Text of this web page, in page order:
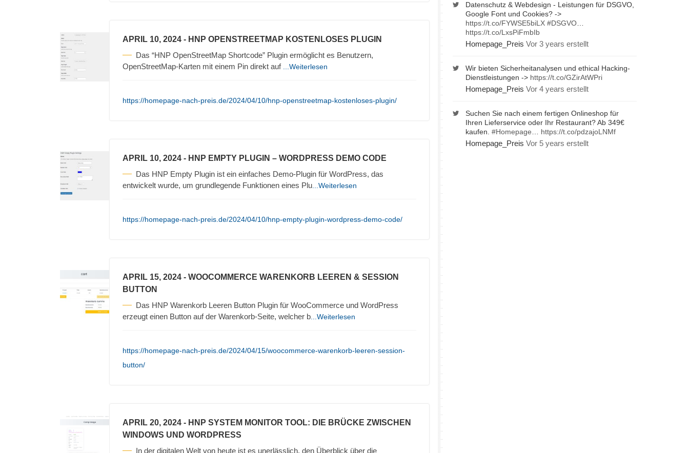
APRIL 10, 2024 - HNP OPENSTREETMAP KOSTENLOSES PLUGIN
Das “HNP OpenStreetMap Shortcode” Plugin ermöglicht es Benutzern,
OpenStreetMap-Karten mit einem Pin direkt auf
...Weiterlesen
https://homepage-nach-preis.de/2024/04/10/hnp-openstreetmap-kostenloses-plugin/
APRIL 10, 2024 - HNP EMPTY PLUGIN – WORDPRESS DEMO CODE
Das HNP Empty Plugin ist ein einfaches Demo-Plugin für WordPress, das
entwickelt wurde, um grundlegende Funktionen eines Plu ...Weiterlesen
https://homepage-nach-preis.de/2024/04/10/hnp-empty-plugin-wordpress-demo-code/
APRIL 15, 2024 - WOOCOMMERCE WARENKORB LEEREN & SESSION
BUTTON
Das HNP Warenkorb Leeren Button Plugin für WooCommerce und WordPress
erzeugt einen Button auf der Warenkorb-Seite, welcher b ...Weiterlesen
https://homepage-nach-preis.de/2024/04/15/woocommerce-warenkorb-leeren-session-
button/
APRIL 20, 2024 - HNP SYSTEM MONITOR TOOL: DIE BRÜCKE ZWISCHEN
WINDOWS UND WORDPRESS
In der digitalen Welt von heute ist es unerlässlich, den Überblick über die
Datenschutz & Webdesign - Leistungen für DSGVO,
Google Font und Cookies? ->
https://t.co/FYWSE5biLX #DSGVO…
https://t.co/LxsPiFmbIb
Homepage_Preis Vor 3 years erstellt
Wir bieten Sicherheitanalysen und ethical Hacking-
Dienstleistungen -> https://t.co/GZirAtWPri
Homepage_Preis Vor 4 years erstellt
Suchen Sie nach einem fertigen Onlineshop für
Ihren Lieferservice oder Ihr Restaurant? Ab 349€
kaufen. #Homepage https://t.co/pdzajoLNMf
Homepage_Preis Vor 5 years erstellt